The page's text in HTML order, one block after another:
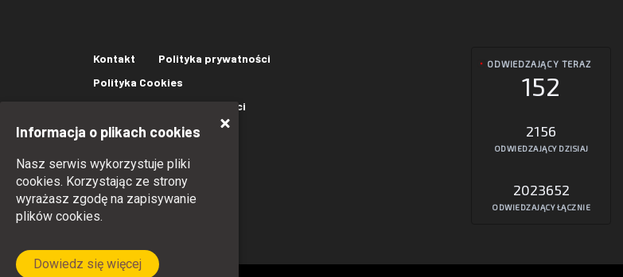
Kontakt
Polityka prywatności
Polityka Cookies
Oświadczenie o dostępności
ODWIEDZAJĄCY TERAZ
152
2156
ODWIEDZAJĄCY DZISIAJ
2023652
ODWIEDZAJĄCY ŁĄCZNIE
Informacja o plikach cookies
Nasz serwis wykorzystuje pliki
cookies. Korzystając ze strony
wyrażasz zgodę na zapisywanie
plików cookies.
Dowiedz się więcej